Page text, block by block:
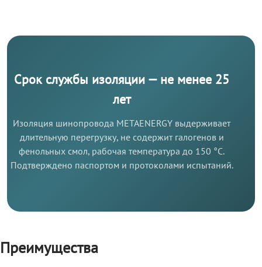
Срок службы изоляции — не менее 25
лет
Изоляция шинопровода METAENERGY выдерживает
длительную перегрузку, не содержит галогенов и
фенольных смол, рабочая температура до 150 °C.
Подтверждено паспортом и протоколами испытаний.
Преимущества